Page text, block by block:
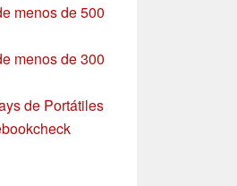
menos de 500
menos de 300
de Portátiles